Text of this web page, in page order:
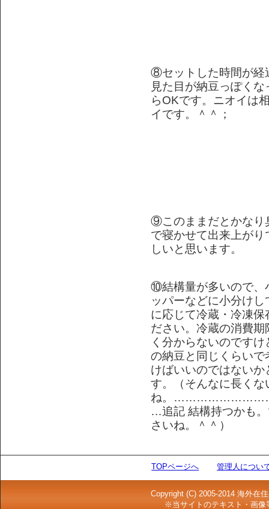
⑧セットした時間が経
見た目が納豆っぽくな
らOKです。ニオイは
イです。＾＾；
⑨このままだとかなり
で寝かせて出来上が
しいと思います。
⑩結構量が多いので、
ッパーなどに小分けし
に応じて冷蔵・冷凍保
ださい。冷蔵の消費
く分からないのですけ
の納豆と同じくらいで
けばいいのではないか
す。（そんなに長くな
ね。
…追記 結構持つかも
さいね。＾＾）
TOPページへ 管理人につい
Copyright (C) 2005-2014 海外在
※当サイトのテキスト・画像